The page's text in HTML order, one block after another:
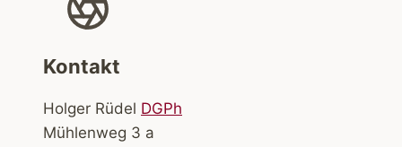
Kontakt
Holger Rüdel DGPh
Mühlenweg 3 a